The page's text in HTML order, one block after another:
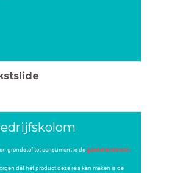
grondstof tot consument is degoederenstroom.
dat het product deze reis kan maken is de